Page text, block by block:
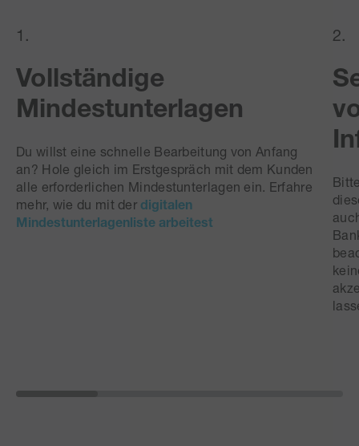
1.
Vollständige
Mindestunterlagen
Du willst eine schnelle Bearbeitung von Anfang
an? Hole gleich im Erstgespräch mit dem Kunden
alle erforderlichen Mindestunterlagen ein. Erfahre
mehr, wie du mit der digitalen
Mindestunterlagenliste arbeitest
2.